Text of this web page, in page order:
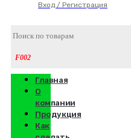
Вход / Регистрация
Главная
О
компании
Продукция
Как